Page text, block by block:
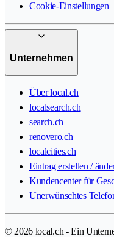
Cookie-Einstellungen
Unternehmen
Über local.ch
localsearch.ch
search.ch
renovero.ch
localcities.ch
Eintrag erstellen /
Kundencenter für
Unerwünschtes
© 2026 local.ch - Ein